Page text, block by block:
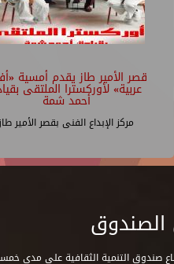
قصر الأمير طاز يقدم أمسية
عربية» لأوركسترا الملتقى
أحمد شمة
مركز الإبداع الفنى بقصر الأمير